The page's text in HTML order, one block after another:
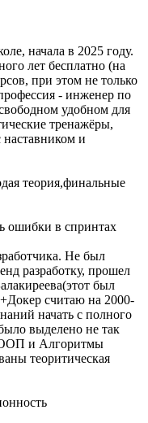
начала в 2025 году.
лет бесплатно (на
при этом не только
- инженер по
удобном для
тренажёры,
и
теория,финальные
ошибки в спринтах
Не был
разработку, прошел
был
считаю на 2000-
начать с полного
выделено не так
ООП и Алгоритмы
теоритическая